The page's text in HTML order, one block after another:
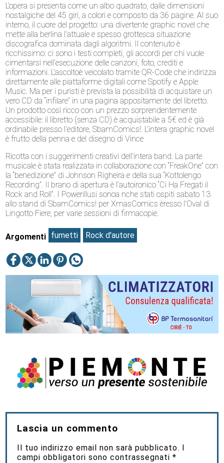
L’opera si presenta come un albo quadrato, dalle dimensioni
nostalgiche del 45 giri, a colori e composto da 36 pagine. Al suo
interno, il cuore del progetto: una divertente graphic novel che
mette alla berlina l’attuale e spesso grottesca situazione
discografica dominata dagli algoritmi. Il contenuto è
ricchissimo: ci sono i testi completi, gli accordi per chi vuole
cimentarsi nell’esecuzione delle canzoni, foto, crediti e
informazioni. L’ascoltoè veicolato tramite QR-Code che indirizza
direttamente alle piattaforme digitali come Spotify e Apple
Music. Ma per i puristi è prevista la possibilità di acquistare un
vero CD da “infilare” in una pagina appositamente del libretto.
Un prodotto così ricco con un prezzo sorprendentemente
accessibile: il libretto (senza CD) è acquistabile a 5€ ed è già
ordinabile presso l’editore, SbamComics!. L’intera graphic novel
è frutto della penna e del disegno di Vince
Ricotta con i suggerimenti creativi dell’intera band. La parte
musicale è stata realizzata in collaborazione con “FreakOne” con
la “benedizione” di Johnson Righeira e della sua “Kottolengo
Recording”. Il brano di apertura è l’autoironico “Ci Ha Fregati il
Rock and Roll”. I Powerillusi sonoa nche stati ospiti sabato 13
allo stand di SbamComics! per XmasComics èresso l’Oval di
Lingotto Fiere, per varie sessioni di firmacopie.
Argomenti fumetti Rock d'autore
Lascia un commento
Il tuo indirizzo email non sarà pubblicato.
campi obbligatori sono contrassegnati*